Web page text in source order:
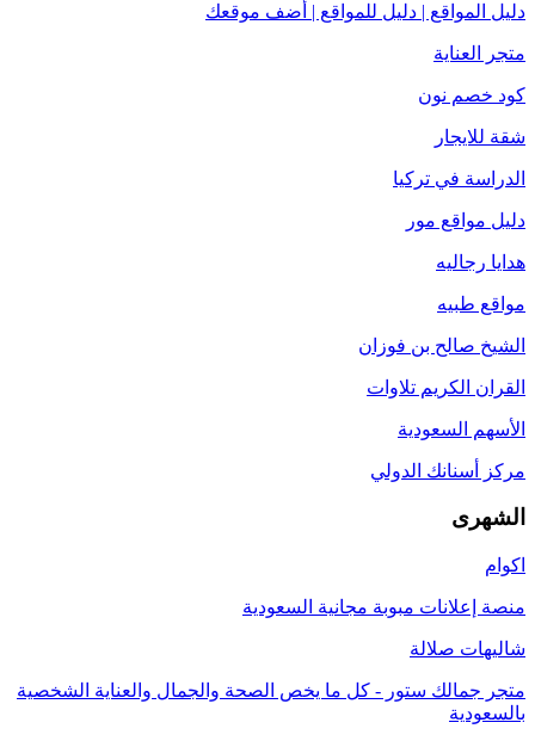
دليل المواقع | دليل للمواقع | أضف موقعك
متجر العناية
كود خصم نون
شقة للايجار
الدراسة في تركيا
دليل مواقع مور
هدايا رجاليه
مواقع طبيه
الشيخ صالح بن فوزان
القران الكريم تلاوات
الأسهم السعودية
مركز أسنانك الدولي
الشهرى
اكوام
منصة إعلانات مبوبة مجانية السعودية
شاليهات صلالة
متجر جمالك ستور - كل ما يخص الصحة والجمال والعناية الشخصية
بالسعودية